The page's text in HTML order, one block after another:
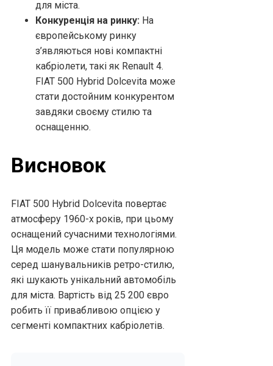
для міста.
Конкуренція на ринку: На
європейському ринку
з’являються нові компактні
кабріолети, такі як Renault 4.
FIAT 500 Hybrid Dolcevita може
стати достойним конкурентом
завдяки своєму стилю та
оснащенню.
Висновок
FIAT 500 Hybrid Dolcevita повертає
атмосферу 1960-х років, при цьому
оснащений сучасними технологіями.
Ця модель може стати популярною
серед шанувальників ретро-стилю,
які шукають унікальний автомобіль
для міста. Вартість від 25 200 євро
робить її привабливою опцією у
сегменті компактних кабріолетів.